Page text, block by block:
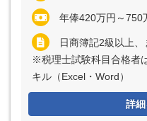
年俸420万円～750万円 （想定月収：28万円～50万円） ※経験・能力など考
日商簿記2級以上
※税理士試験科目合格者
キル（Excel・Word）
詳細